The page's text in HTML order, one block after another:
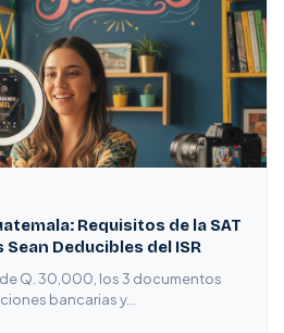
Requisitos de la SAT
Deducibles del ISR
Q. 30,000, los 3 documentos
bancarias y…